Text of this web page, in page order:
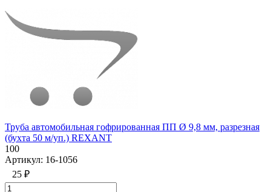
Труба автомобильная гофрированная ПП Ø 9,8 мм, разрезная
(бухта 50 м/уп.) REXANT
100
Артикул: 16-1056
25 ₽